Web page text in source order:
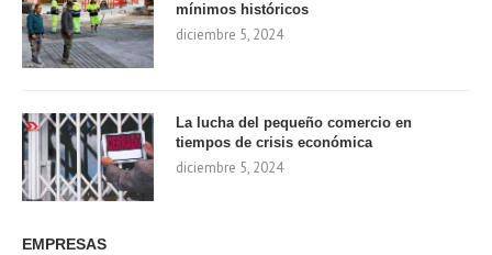
mínimos históricos
diciembre 5, 2024
La lucha del pequeño comercio en
tiempos de crisis económica
diciembre 5, 2024
EMPRESAS